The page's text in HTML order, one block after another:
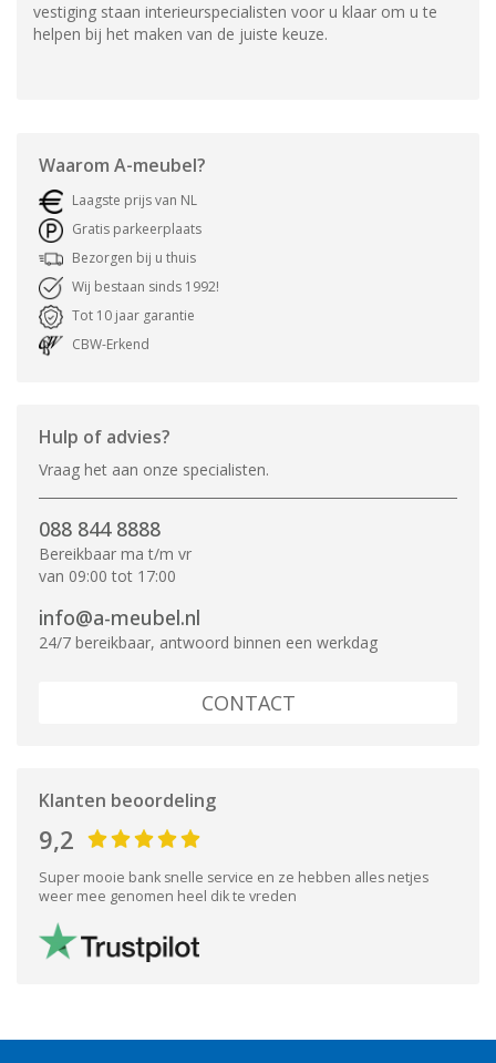
vestiging staan interieurspecialisten voor u klaar om u te
helpen bij het maken van de juiste keuze.
Waarom A-meubel?
Laagste prijs van NL
Gratis parkeerplaats
Bezorgen bij u thuis
Wij bestaan sinds 1992!
Tot 10 jaar garantie
CBW-Erkend
Hulp of advies?
Vraag het aan onze specialisten.
088 844 8888
Bereikbaar ma t/m vr
van 09:00 tot 17:00
info@a-meubel.nl
24/7 bereikbaar, antwoord binnen een werkdag
CONTACT
Klanten beoordeling
9,2
Super mooie bank snelle service en ze hebben alles netjes
weer mee genomen heel dik te vreden